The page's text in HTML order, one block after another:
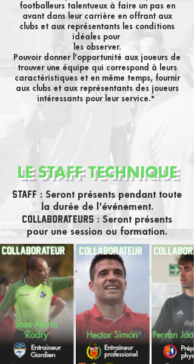
footballeurs talentueux à faire un pas en
avant dans leur carrière en offrant aux
clubs et aux représentants les conditions
idéales pour
les observer.
Pouvoir donner l'opportunité aux joueurs de
trouver une équipe qui correspond à leurs
caractéristiques et en même temps, fournir
aux clubs et aux représentants des joueurs
intéressants pour leur service."
LE STAFF TECHNIQUE
STAFF : Seront présents pendant toute
la durée de l'événement.
COLLABORATEURS : Seront présents
pour une session ou formation.